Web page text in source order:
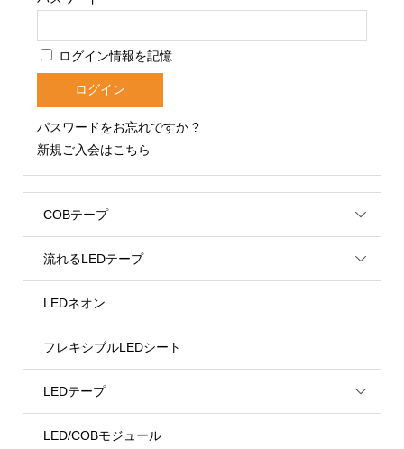
ログイン情報を記憶
パスワードをお忘れですか ?
新規ご入会はこちら
COBテープ
流れるLEDテープ
LEDネオン
フレキシブルLEDシート
LEDテープ
LED/COBモジュール